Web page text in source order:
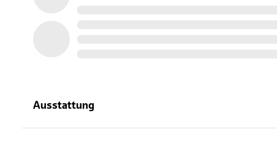
Ausstattung